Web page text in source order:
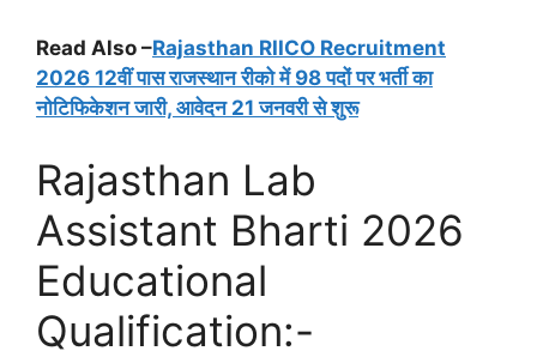
Read Also –Rajasthan RIICO Recruitment
2026 12वीं पास राजस्थान रीको में 98 पदों पर भर्ती का
नोटिफिकेशन जारी, आवेदन 21 जनवरी से शुरू
Rajasthan Lab
Assistant Bharti 2026
Educational
Qualification:-